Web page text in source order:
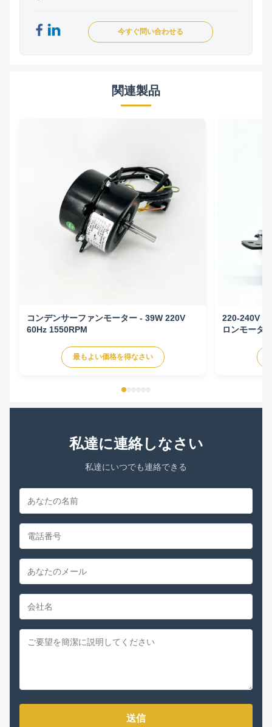
今すぐ問い合わせる
関連製品
コンデンサーファンモーター - 39W 220V
60Hz 1550RPM
最もよい価格を得なさい
220-240V
ロンモータ
私達に連絡しなさい
私達にいつでも連絡できる
送信